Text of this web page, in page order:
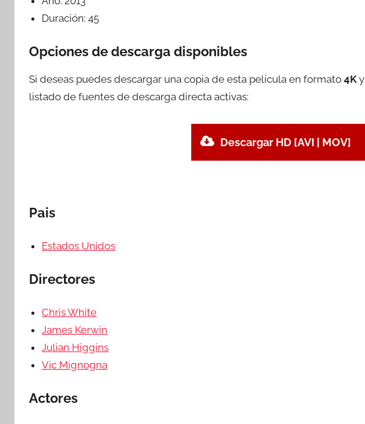
Duración:45
Opciones de descarga disponibles
Si deseas puedes descargar una copia de esta película en formato 4Ky
listado de fuentes de descarga directa activas:
Descargar HD [AVI | MOV]
Pais
Estados Unidos
Directores
Chris White
James Kerwin
Julian Higgins
Vic Mignogna
Actores